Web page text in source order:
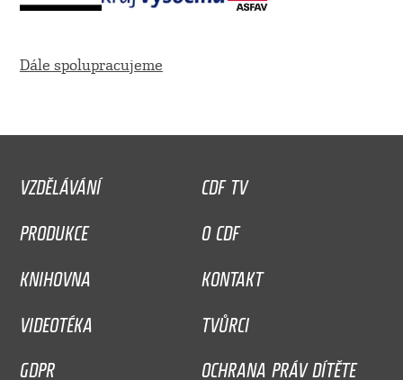
Dále spolupracujeme
VZDĚLÁVÁNÍ
CDF TV
PRODUKCE
O CDF
KNIHOVNA
KONTAKT
VIDEOTÉKA
TVŮRCI
GDPR
OCHRANA PRÁV DÍTĚTE